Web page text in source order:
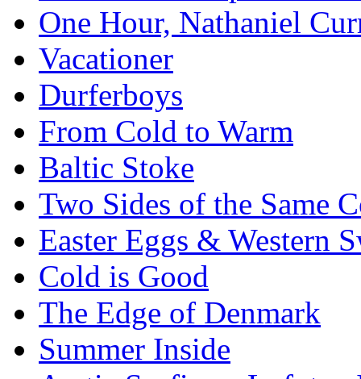
One Hour, Nathaniel
Vacationer
Durferboys
From Cold to Warm
Baltic Stoke
Two Sides of the Same
Easter Eggs & Western
Cold is Good
The Edge of Denmark
Summer Inside